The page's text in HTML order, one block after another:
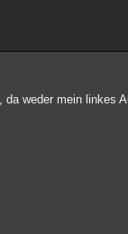
weder mein linkes